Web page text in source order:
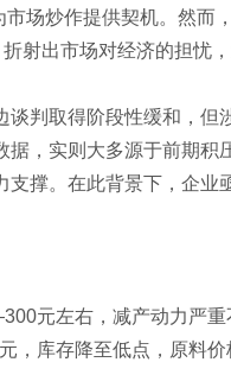
场炒作提供契机。然而
射出市场对经济的担忧
判取得阶段性缓和，但
，实则大多源于前期积
撑。在此背景下，企业
元左右，减产动力严
，库存降至低点，原料